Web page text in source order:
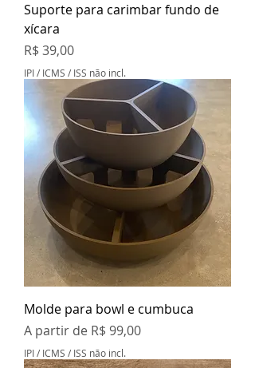
Suporte para carimbar fundo de
xícara
Preço
R$ 39,00
IPI / ICMS / ISS não incl.
Molde para bowl e cumbuca
A partir de R$ 99,00
Preço promocional
IPI / ICMS / ISS não incl.